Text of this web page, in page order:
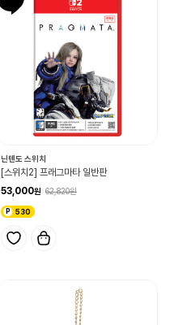
닌텐도 스위치
[스위치2] 프래그마타 일반판
53,000
62,820
530